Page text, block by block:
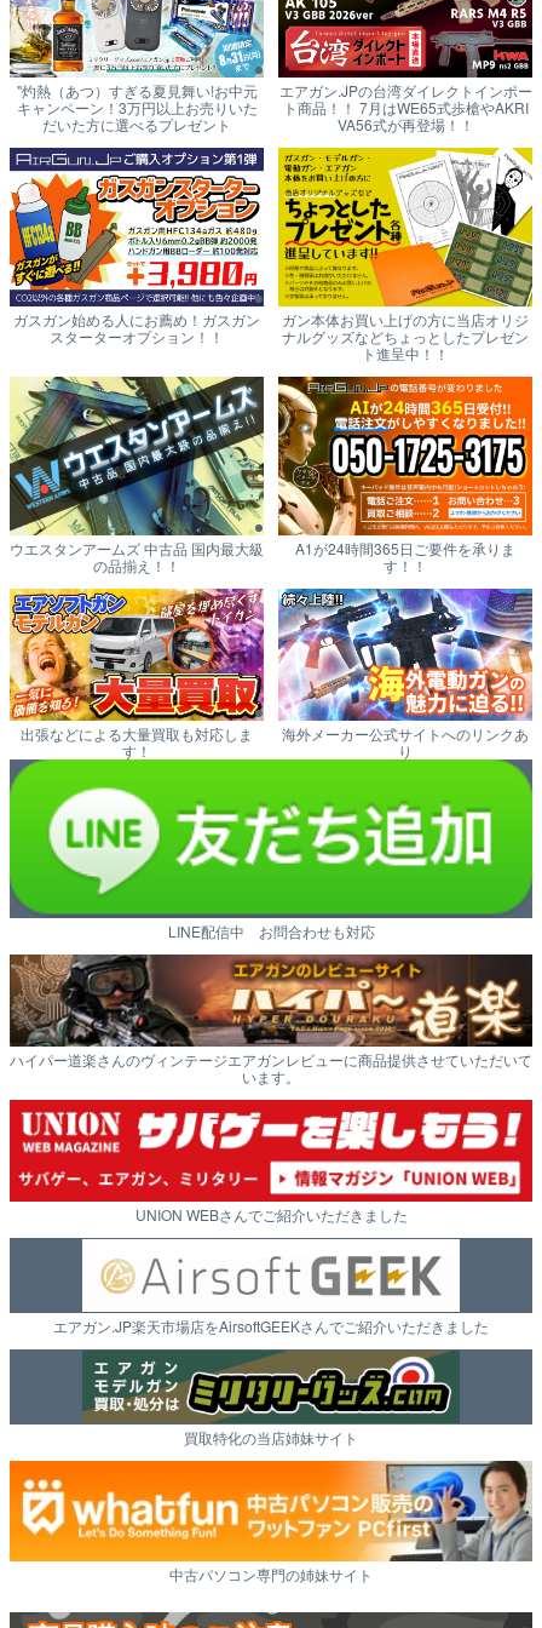
"灼熱（あつ）すぎる夏見舞い!お中元
キャンペーン！3万円以上お売りいた
だいた方に選べるプレゼント
エアガン.JPの台湾ダイレクトインポー
ト商品！！ 7月はWE65式歩槍やAKRI
VA56式が再登場！！
ガスガン始める人にお薦め！ガスガン
スターターオプション！！
ガン本体お買い上げの方に当店オリジ
ナルグッズなどちょっとしたプレゼン
ト進呈中！！
ウエスタンアームズ 中古品 国内最大級
の品揃え！！
A1が24時間365日ご要件を承りま
す！！
出張などによる大量買取も対応しま
す！
海外メーカー公式サイトへのリンクあ
り
LINE配信中 お問合わせも対応
ハイパー道楽さんのヴィンテージエアガンレビューに商品提供させていただいて
います。
UNION WEBさんでご紹介いただきました
エアガン.JP楽天市場店をAirsoftGEEKさんでご紹介いただきました
買取特化の当店姉妹サイト
中古パソコン専門の姉妹サイト